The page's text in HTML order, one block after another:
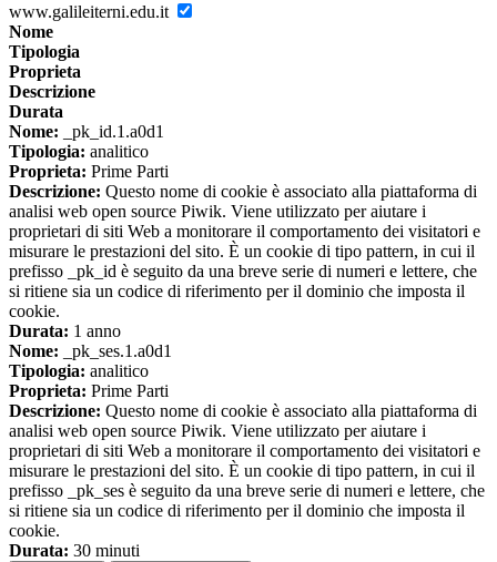
www.galileiterni.edu.it
Nome
Tipologia
Proprieta
Descrizione
Durata
Nome: _pk_id.1.a0d1
Tipologia: analitico
Proprieta: Prime Parti
Descrizione: Questo nome di cookie è associato alla piattaforma di
analisi web open source Piwik. Viene utilizzato per aiutare i
proprietari di siti Web a monitorare il comportamento dei visitatori e
misurare le prestazioni del sito. È un cookie di tipo pattern, in cui il
prefisso _pk_id è seguito da una breve serie di numeri e lettere, che
si ritiene sia un codice di riferimento per il dominio che imposta il
cookie.
Durata: 1 anno
Nome: _pk_ses.1.a0d1
Tipologia: analitico
Proprieta: Prime Parti
Descrizione: Questo nome di cookie è associato alla piattaforma di
analisi web open source Piwik. Viene utilizzato per aiutare i
proprietari di siti Web a monitorare il comportamento dei visitatori e
misurare le prestazioni del sito. È un cookie di tipo pattern, in cui il
prefisso _pk_ses è seguito da una breve serie di numeri e lettere, che
si ritiene sia un codice di riferimento per il dominio che imposta il
cookie.
Durata: 30 minuti